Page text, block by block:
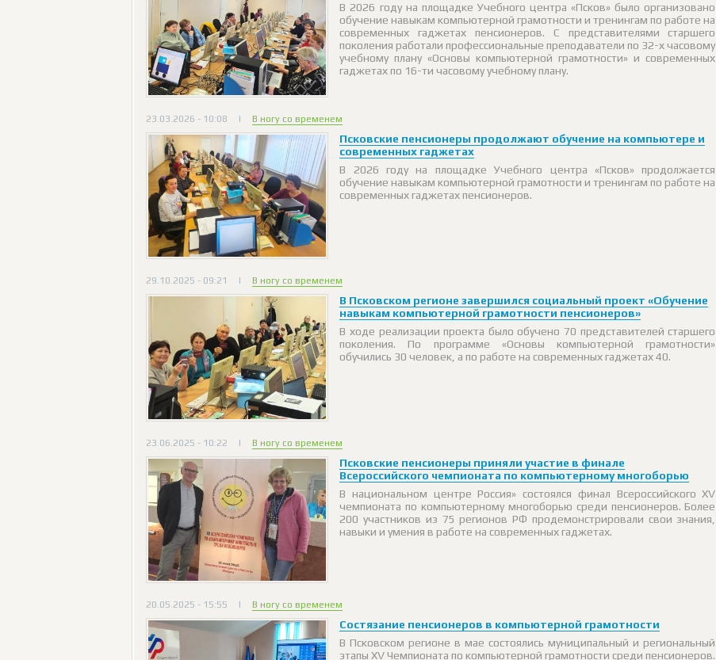
В 2026 году на площадке Учебного центра «Псков» было организовано
обучение навыкам компьютерной грамотности и тренингам по работе на
современных гаджетах пенсионеров. С представителями старшего
поколения работали профессиональные преподаватели по 32-х часовому
учебному плану «Основы компьютерной грамотности» и современных
гаджетах по 16-ти часовому учебному плану.
23.03.2026 - 10:08 | В ногу со временем
Псковские пенсионеры продолжают обучение на компьютере и
современных гаджетах
В 2026 году на площадке Учебного центра «Псков» продолжается
обучение навыкам компьютерной грамотности и тренингам по работе на
современных гаджетах пенсионеров.
29.10.2025 - 09:21 | В ногу со временем
В Псковском регионе завершился социальный проект «Обучение
навыкам компьютерной грамотности пенсионеров»
В ходе реализации проекта было обучено 70 представителей старшего
поколения. По программе «Основы компьютерной грамотности»
обучились 30 человек, а по работе на современных гаджетах 40.
23.06.2025 - 10:22 | В ногу со временем
Псковские пенсионеры приняли участие в финале
Всероссийского чемпионата по компьютерному многоборью
В национальном центре Россия» состоялся финал Всероссийского XV
чемпионата по компьютерному многоборью среди пенсионеров. Более
200 участников из 75 регионов РФ продемонстрировали свои знания,
навыки и умения в работе на современных гаджетах.
20.05.2025 - 15:55 | В ногу со временем
Состязание пенсионеров в компьютерной грамотности
В Псковском регионе в мае состоялись муниципальный и региональный
этапы XV Чемпионата по компьютерной грамотности среди пенсионеров.